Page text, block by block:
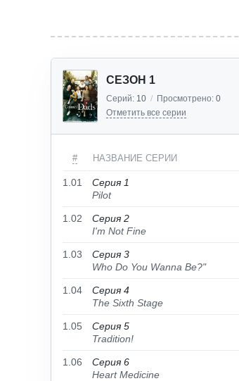
СЕЗОН 1
Серий: 10 / Просмотрено: 0
Отметить все серии
# НАЗВАНИЕ СЕРИИ
1.01
Серия 1
Pilot
1.02
Серия 2
I'm Not Fine
1.03
Серия 3
Who Do You Wanna Be?"
1.04
Серия 4
The Sixth Stage
1.05
Серия 5
Tradition!
1.06
Серия 6
Heart Medicine